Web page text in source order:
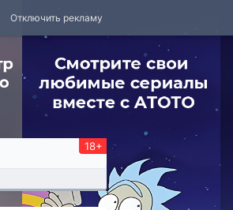
Отключить рекламу
18+